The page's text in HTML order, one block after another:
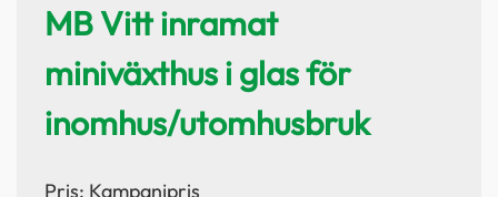
MB Vitt inramat
miniväxthus i glas för
inomhus/utomhusbruk
Pris: Kampanjpris